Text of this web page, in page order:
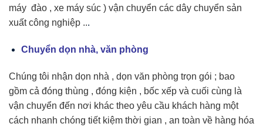
máy đào , xe máy súc ) vận chuyển các dây chuyển sản
xuất công nghiệp ...
Chuyển dọn nhà, văn phòng
Chúng tôi nhận dọn nhà , dọn văn phòng trọn gói ; bao
gồm cả đóng thùng , đóng kiện , bốc xếp và cuối cùng là
vận chuyển đến nơi khác theo yêu cầu khách hàng một
cách nhanh chóng tiết kiệm thời gian , an toàn về hàng hóa